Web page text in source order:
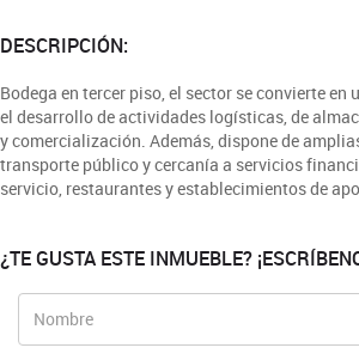
DESCRIPCIÓN:
Bodega en tercer piso, el sector se convierte
el desarrollo de actividades logísticas, de
y comercialización. Además, dispone de
transporte público y cercanía a servicios
servicio, restaurantes y establecimientos de
¿TE GUSTA ESTE INMUEBLE?